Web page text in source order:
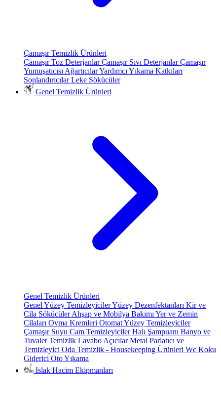
Çamaşır Temizlik Ürünleri
Çamaşır Toz DeterjanlarÇamaşır Sıvı DeterjanlarÇamaşır
Yumuşatıcısı AğartıcılarYardımcı Yıkama Katkıları
SonlandırıcılarLeke Sökücüler
Genel Temizlik Ürünleri
Genel Temizlik Ürünleri
Genel Yüzey TemizleyicilerYüzey Dezenfektanları Kir ve
Cila SökücülerAhşap ve Mobilya Bakımı Yer ve Zemin
Cilaları Ovma Kremleri Otomat Yüzey Temizleyiciler
Çamaşır Suyu Cam TemizleyicilerHalı Şampuanı Banyo ve
Tuvalet Temizlik Lavabo AçıcılarMetal Parlatıcı ve
Temizleyici Oda Temizlik - Housekeeping Ürünleri Wc Koku
Giderici Oto Yıkama
Islak Hacim Ekipmanları